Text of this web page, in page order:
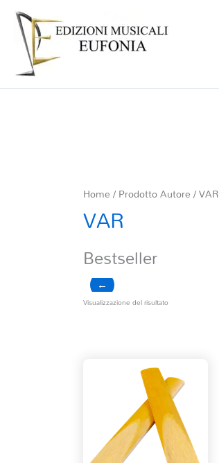
Home/ Prodotto Autore / VAR
VAR
Bestseller
←
Visualizzazione del risultato